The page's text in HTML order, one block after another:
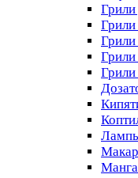
Грили
Грили
Грили
Грили